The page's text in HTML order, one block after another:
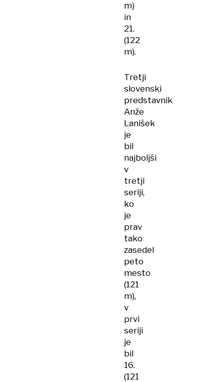
m)
in
21.
(122
m).
Tretji
slovenski
predstavnik
Anže
Lanišek
je
bil
najboljši
v
tretji
seriji,
ko
je
prav
tako
zasedel
peto
mesto
(121
m),
v
prvi
seriji
je
bil
16.
(121